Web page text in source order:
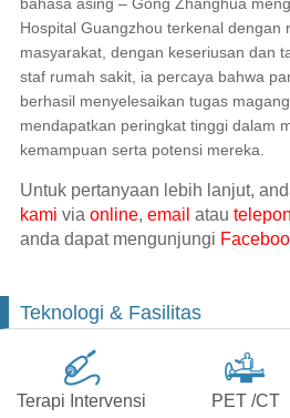
Hospital Guangzhou terkenal dengan
masyarakat, dengan keseriusan dan
staf rumah sakit, ia percaya bahwa
berhasil menyelesaikan tugas
mendapatkan peringkat tinggi dalam
kemampuan serta potensi mereka.
Untuk pertanyaan lebih lanjut,
kami via online, email atau telepon
anda dapat mengunjungi
Teknologi & Fasilitas
Terapi Intervensi PET /CT